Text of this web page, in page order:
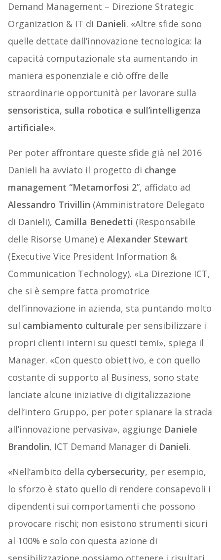
Demand Management – Direzione Strategic
Organization & IT di Danieli. «Altre sfide sono
quelle dettate dall’innovazione tecnologica: la
capacità computazionale sta aumentando in
maniera esponenziale e ciò offre delle
straordinarie opportunità per lavorare sulla
sensoristica, sulla robotica e sull’intelligenza
artificiale».
Per poter affrontare queste sfide già nel 2016
Danieli ha avviato il progetto di change
management “Metamorfosi 2”, affidato ad
Alessandro Trivillin (Amministratore Delegato
di Danieli), Camilla Benedetti (Responsabile
delle Risorse Umane) e Alexander Stewart
(Executive Vice President Information &
Communication Technology). «La Direzione ICT,
che si è sempre fatta promotrice
dell’innovazione in azienda, sta puntando molto
sul cambiamento culturale per sensibilizzare i
propri clienti interni su questi temi», spiega il
Manager. «Con questo obiettivo, e con quello
costante di supporto al Business, sono state
lanciate alcune iniziative di digitalizzazione
dell’intero Gruppo, per poter spianare la strada
all’innovazione pervasiva», aggiunge Daniele
Brandolin, ICT Demand Manager di Danieli.
«Nell’ambito della cybersecurity, per esempio,
lo sforzo è stato quello di rendere consapevoli i
dipendenti sui comportamenti che possono
provocare rischi; non esistono strumenti sicuri
al 100% e solo con questa azione di